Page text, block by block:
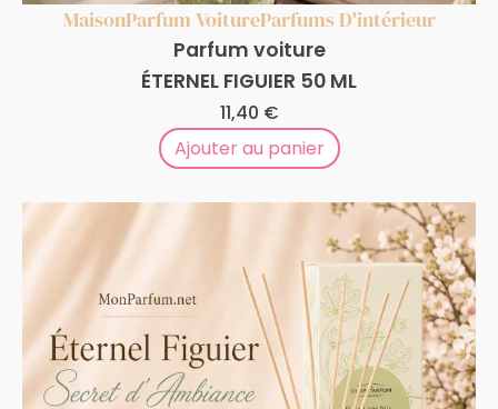
MaisonParfum VoitureParfums D'intérieur
Parfum voiture
ÉTERNEL FIGUIER 50 ML
11,40 €
Ajouter au panier